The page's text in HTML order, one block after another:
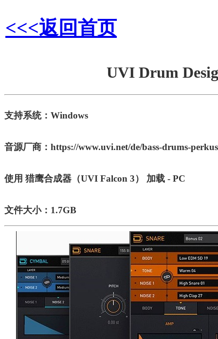
<<<返回首页
UVI Drum
支持系统：Windows
音源厂商：https://www.uvi.net/de/bass-drums-
使用 猎鹰合成器（UVI Falcon 3） 加载 - PC
文件大小：1.7GB